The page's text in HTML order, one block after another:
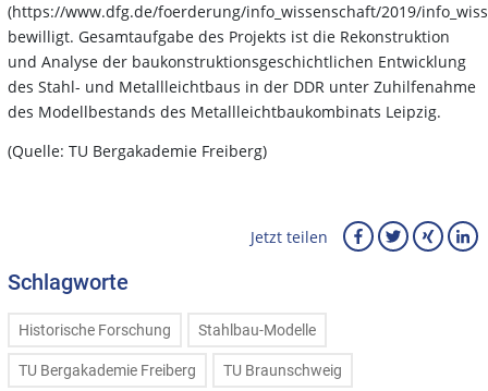
(https://www.dfg.de/foerderung/info_wissenschaft/2019/
bewilligt. Gesamtaufgabe des Projekts ist die Rekonstruktion
und Analyse der baukonstruktionsgeschichtlichen Entwicklung
des Stahl- und Metallleichtbaus in der DDR unter Zuhilfenahme
des Modellbestands des Metallleichtbaukombinats Leipzig.
(Quelle: TU Bergakademie Freiberg)
Jetzt teilen
Schlagworte
Historische Forschung Stahlbau-Modelle
TU Bergakademie Freiberg TU Braunschweig